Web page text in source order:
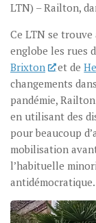
LTN) – Railton,
Ce LTN se
englobe les rues
Brixton
et de
changements
pandémie,
en utilisant des
pour beaucoup
mobilisation
l’habituelle
antidémocratique.